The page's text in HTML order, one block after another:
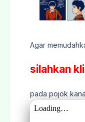
Agar
silahkan
pada pojok